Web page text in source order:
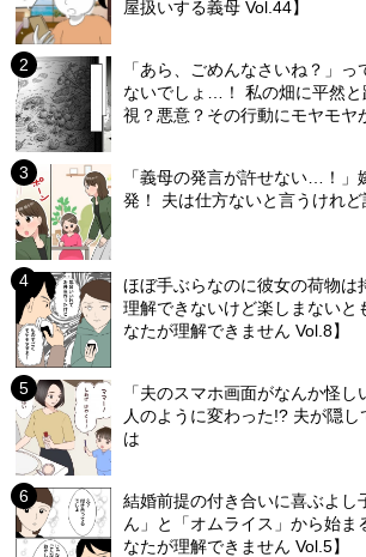
屋扱いする義母 Vol.44】
「あら、ごめんなさいね？」
ないでしょ…！ 私の畑に平然
視？悪意？その行動にモヤモヤ
「義母の発言が許せない…！」
発！ 夫は仕方ないと言うけれど
ほぼ手ぶらなのに彼女の荷物は
理解できないけど楽しまないと
なたが理解できません Vol.8】
「夫のスマホ画面がなんか怪
人のように変わった!? 夫が隠し
は
結婚前提の付き合いに喜ぶよ
ん」と「オムライス」から始ま
なたが理解できません Vol.5】